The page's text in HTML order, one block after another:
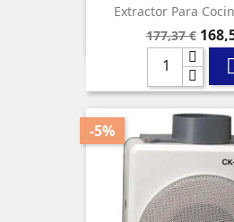
Extractor Para
Precio
base
177,37 €
-5%